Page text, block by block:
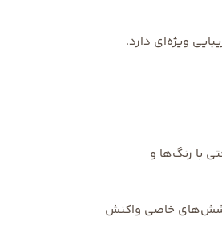
ویژه‌ای دارد.
با رنگ‌ها و
خاصی واکنش